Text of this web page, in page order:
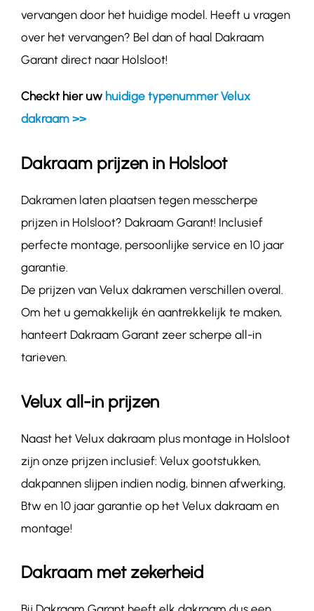
vervangen door het huidige model. Heeft u vragen
over het vervangen? Bel dan of haal Dakraam
Garant direct naar Holsloot!
Checkt hier uw huidige typenummer Velux
dakraam >>
Dakraam prijzen in Holsloot
Dakramen laten plaatsen tegen messcherpe
prijzen in Holsloot? Dakraam Garant! Inclusief
perfecte montage, persoonlijke service en 10 jaar
garantie.
De prijzen van Velux dakramen verschillen overal.
Om het u gemakkelijk én aantrekkelijk te maken,
hanteert Dakraam Garant zeer scherpe all-in
tarieven.
Velux all-in prijzen
Naast het Velux dakraam plus montage in Holsloot
zijn onze prijzen inclusief: Velux gootstukken,
dakpannen slijpen indien nodig, binnen afwerking,
Btw en 10 jaar garantie op het Velux dakraam en
montage!
Dakraam met zekerheid